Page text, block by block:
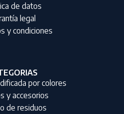
de datos
legal
y condiciones
por colores
y accesorios
de residuos